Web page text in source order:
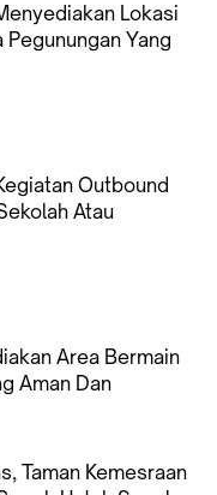
Lokasi
Yang
Outbound
Atau
Area Bermain
Aman Dan
Taman Kemesraan